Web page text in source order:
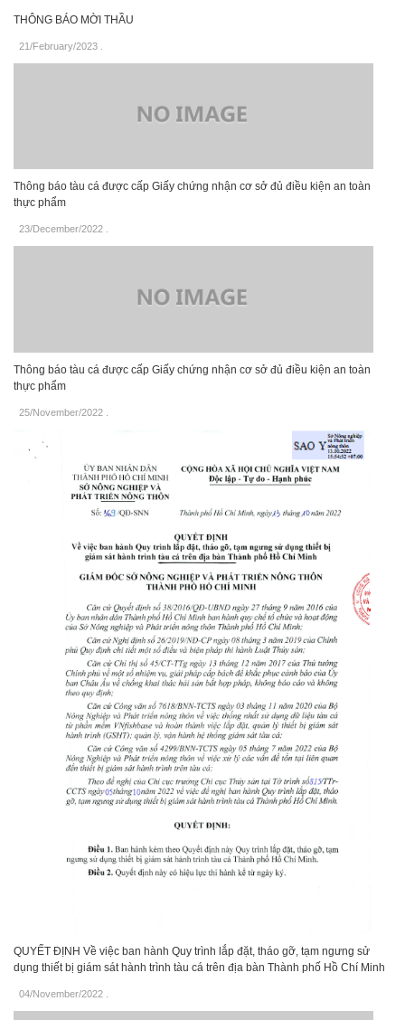
THÔNG BÁO MỜI THẦU
21/February/2023
Thông báo tàu cá được cấp Giấy chứng nhận cơ sở đủ điều kiện an toàn
thực phẩm
23/December/2022 .
Thông báo tàu cá được cấp Giấy chứng nhận cơ sở đủ điều kiện an toàn
thực phẩm
25/November/2022
QUYẾT ĐỊNH Về việc ban hành Quy trình lắp đặt, tháo gỡ, tạm ngưng sử
dụng thiết bị giám sát hành trình tàu cá trên địa bàn Thành phố Hồ Chí Minh
04/November/2022